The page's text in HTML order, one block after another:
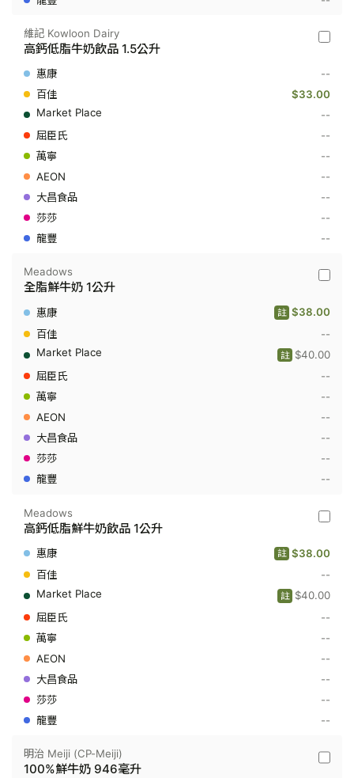
維
-
鈣
牛
飲
品
公
維記 Kowloon Dairy
高鈣低脂牛奶飲品 1.5公升
--
$33.00
--
--
--
--
--
--
--
全
脂
鮮
奶
公
升
Meadows
全脂鮮牛奶 1公升
$38.00
註
--
$40.00
註
--
--
--
--
--
--
高
鈣
低
鮮
奶
飲
Meadows
高鈣低脂鮮牛奶飲品 1公升
$38.00
註
--
$40.00
註
--
--
--
--
--
--
明
明治 Meiji (CP-Meiji)
100%鮮牛奶 946毫升